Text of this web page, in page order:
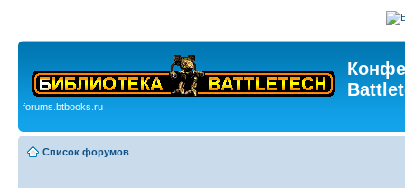
forums.btbooks.ru
Список форумов